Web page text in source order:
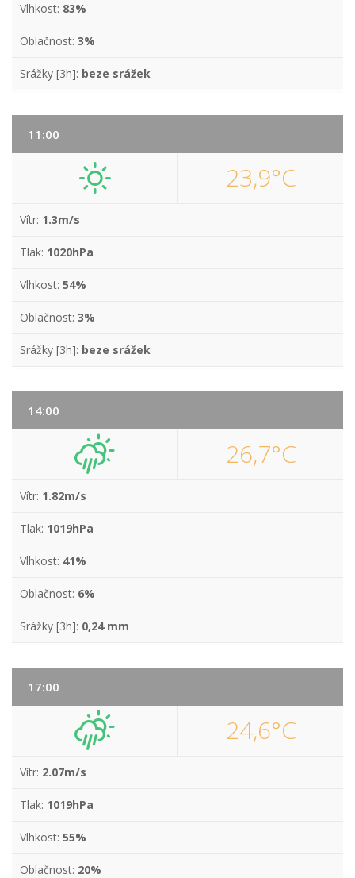
Vlhkost: 83%
Oblačnost: 3%
Srážky [3h]: beze srážek
11:00
23,9°C
Vítr: 1.3m/s
Tlak: 1020hPa
Vlhkost: 54%
Oblačnost: 3%
Srážky [3h]: beze srážek
14:00
26,7°C
Vítr: 1.82m/s
Tlak: 1019hPa
Vlhkost: 41%
Oblačnost: 6%
Srážky [3h]: 0,24 mm
17:00
24,6°C
Vítr: 2.07m/s
Tlak: 1019hPa
Vlhkost: 55%
Oblačnost: 20%